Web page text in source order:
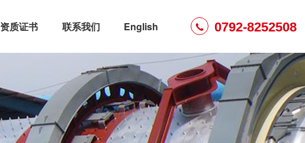
资质证书 联系我们 English 0792-8252508